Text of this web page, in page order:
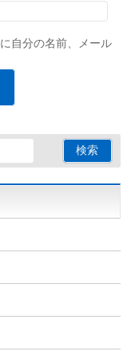
自分の名前、メール